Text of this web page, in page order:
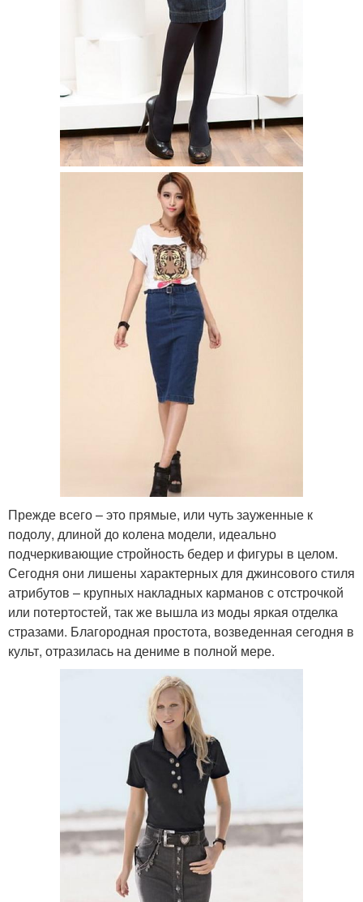
Прежде всего – это прямые, или чуть зауженные к
подолу, длиной до колена модели, идеально
подчеркивающие стройность бедер и фигуры в целом.
Сегодня они лишены характерных для джинсового стиля
атрибутов – крупных накладных карманов с отстрочкой
или потертостей, так же вышла из моды яркая отделка
стразами. Благородная простота, возведенная сегодня в
культ, отразилась на дениме в полной мере.